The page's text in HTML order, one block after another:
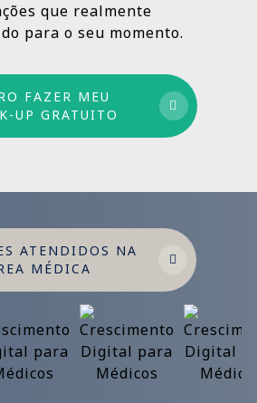
que realmente
para o seu momento.
FAZER MEU
UP GRATUITO
ATENDIDOS NA
MÉDICA